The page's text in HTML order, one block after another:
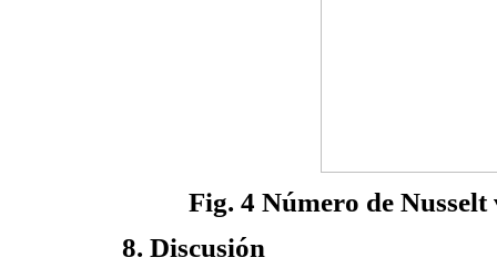
Fig. 4 Número de
8. Discusión